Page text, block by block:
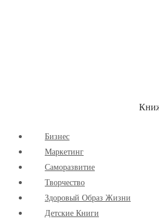
Бизнес
Маркетинг
Cаморазвитие
Творчество
Здоровый Образ Жизни
Детские Книги